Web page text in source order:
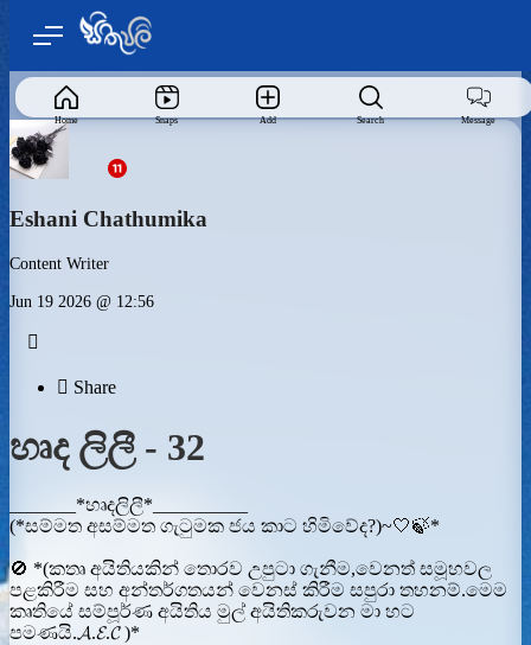
Home Snaps Add Search Message
Eshani Chathumika
Content Writer
Jun 19 2026 @ 12:56

 Share
හෘද ලිලී - 32
_______*හෘදලිලී*__________
(*සම්මත අසම්මත ගැටුමක ජය කාට හිමිවේද?)~🤍🍃*
🚫 *(කතෘ අයිතියකින් තොරව උපුටා ගැනීම,වෙනත් සමූහවල
පළකිරීම සහ අන්තර්ගතයන් වෙනස් කිරීම සපුරා තහනම්.මෙම
කෘතියේ සම්පූර්ණ අයිතිය මුල් අයිතිකරුවන මා හට
පමණයි.𝓐.𝓔.𝓒 )*